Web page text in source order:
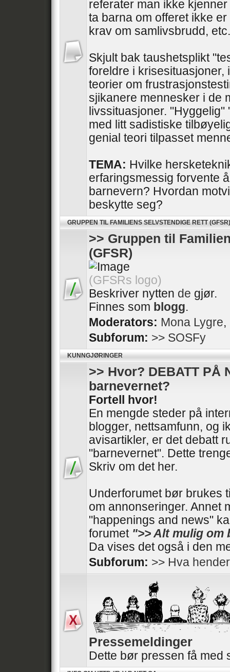
referater man ikke
ta barna om offeret ikke
krav om samlivsbrudd, etc.
Skjult bak taushetsplikt
foreldre i krisesituasjoner,
teorier om
sjikanere mennesker i de
livssituasjoner.
med litt sadistiske
genial teori tilpasset
TEMA: Hvilke
erfaringsmessig forvente
barnevern? Hvordan
beskytte seg?
GRUPPEN TIL FAMILIENS SELVSTENDIGE RETT (GFSR)
>> Gruppen til
(GFSR)
(GFSRs logo)
Beskriver nytten de gjør.
Finnes som blogg.
Moderators: Mona Lygre,
Subforum: >> SOSFy
KUNNGJØRINGER
>> Hvor? DEBATT PÅ
barnevernet?
Fortell hvor!
En mengde steder på
blogger, nettsamfunn, og
avisartikler, er det debatt
"barnevernet". Dette
Skriv om det her.
Underforumet bør brukes
om annonseringer. Annet
"happenings and news"
forumet ">> Alt mulig
Da vises det også i den
Subforum: >> Hva
Pressemeldinger
Dette bør pressen få med